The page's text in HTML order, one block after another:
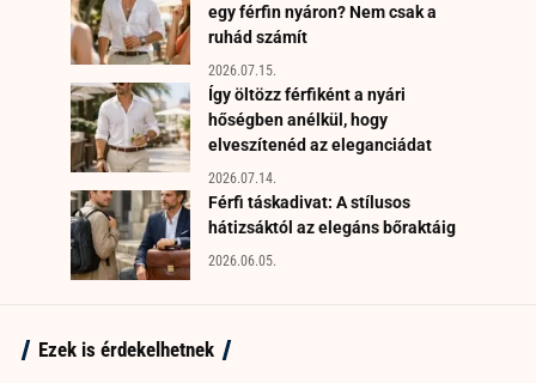
egy férfin nyáron? Nem csak a
ruhád számít
2026.07.15.
Így öltözz férfiként a nyári
hőségben anélkül, hogy
elveszítenéd az eleganciádat
2026.07.14.
Férfi táskadivat: A stílusos
hátizsáktól az elegáns bőraktáig
2026.06.05.
Ezek is érdekelhetnek